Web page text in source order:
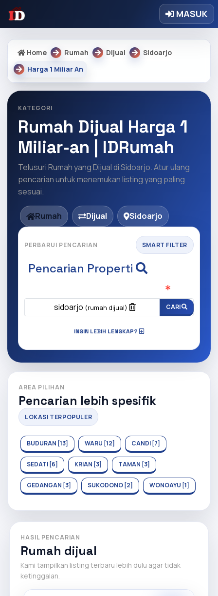
MASUK
Home Rumah Dijual
Sidoarjo
Harga 1 Miliar An
KATEGORI
Rumah Dijual Harga 1
Miliar-an | IDRumah
Telusuri Rumah yang Dijual di Sidoarjo. Atur ulang
pencarian untuk menemukan listing yang paling
sesuai.
Rumah Dijual Sidoarjo
PERBARUI PENCARIAN SMART FILTER
Pencarian Properti
sidoarjo (rumah dijual) CARI
INGIN LEBIH LENGKAP?
AREA PILIHAN
Pencarian lebih spesifik
LOKASI TERPOPULER
BUDURAN [13] WARU [12] CANDI [7]
SEDATI [6] KRIAN [3] TAMAN [3]
GEDANGAN [3] SUKODONO [2] WONOAYU [1]
HASIL PENCARIAN
Rumah dijual
Kami tampilkan listing terbaru lebih dulu agar tidak
ketinggalan.